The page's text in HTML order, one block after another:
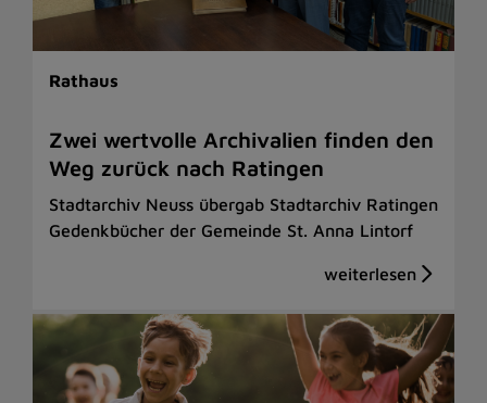
Rathaus
Zwei wertvolle Archivalien finden den
Weg zurück nach Ratingen
Stadtarchiv Neuss übergab Stadtarchiv Ratingen
Gedenkbücher der Gemeinde St. Anna Lintorf